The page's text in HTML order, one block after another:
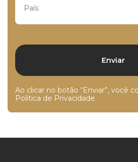
Ao clicar no botão “Enviar”, você
Política de Privacidade